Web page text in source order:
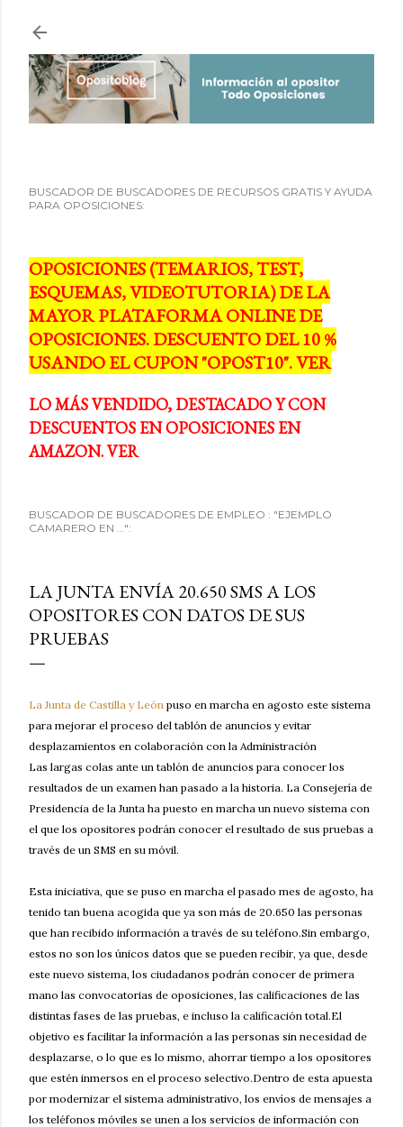
BUSCADOR DE BUSCADORES DE RECURSOS GRATIS Y AYUDA
PARA OPOSICIONES:
OPOSICIONES (TEMARIOS, TEST,
ESQUEMAS, VIDEOTUTORIA) DE LA
MAYOR PLATAFORMA ONLINE DE
OPOSICIONES. DESCUENTO DEL 10 %
USANDO EL CUPON "OPOST10". VER
LO MÁS VENDIDO, DESTACADO Y CON
DESCUENTOS EN OPOSICIONES EN
AMAZON. VER
BUSCADOR DE BUSCADORES DE EMPLEO : "EJEMPLO
CAMARERO EN ...":
LA JUNTA ENVÍA 20.650 SMS A LOS
OPOSITORES CON DATOS DE SUS
PRUEBAS
La Junta de Castilla y León puso en marcha en agosto este sistema
para mejorar el proceso del tablón de anuncios y evitar
desplazamientos en colaboración con la Administración
Las largas colas ante un tablón de anuncios para conocer los
resultados de un examen han pasado a la historia. La Consejería de
Presidencia de la Junta ha puesto en marcha un nuevo sistema con
el que los opositores podrán conocer el resultado de sus pruebas a
través de un SMS en su móvil.
Esta iniciativa, que se puso en marcha el pasado mes de agosto, ha
tenido tan buena acogida que ya son más de 20.650 las personas
que han recibido información a través de su teléfono.Sin embargo,
estos no son los únicos datos que se pueden recibir, ya que, desde
este nuevo sistema, los ciudadanos podrán conocer de primera
mano las convocatorias de oposiciones, las calificaciones de las
distintas fases de las pruebas, e incluso la calificación total.El
objetivo es facilitar la información a las personas sin necesidad de
desplazarse, o lo que es lo mismo, ahorrar tiempo a los opositores
que estén inmersos en el proceso selectivo.Dentro de esta apuesta
por modernizar el sistema administrativo, los envíos de mensajes a
los teléfonos móviles se unen a los servicios de información con